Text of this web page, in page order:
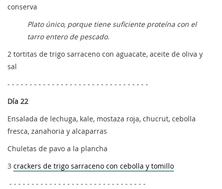
conserva
Plato único, porque tiene suficiente proteína con el
tarro entero de pescado.
2 tortitas de trigo sarraceno con aguacate, aceite de oliva y
sal
- - - - - - - - - - - - - - - - - - - - - - - - - - - - - - - -
Día 22
Ensalada de lechuga, kale, mostaza roja, chucrut, cebolla
fresca, zanahoria y alcaparras
Chuletas de pavo a la plancha
3 crackers de trigo sarraceno con cebolla y tomillo
- - - - - - - - - - - - - - - - - - - - - - - - - - - - - - -